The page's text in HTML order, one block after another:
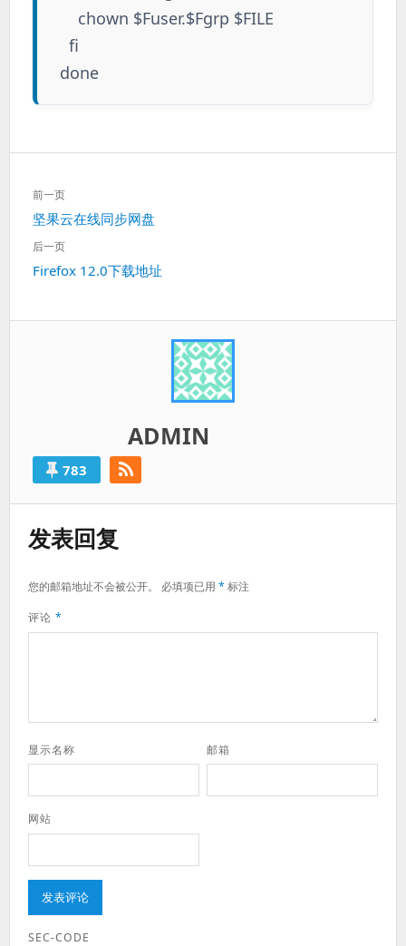
chown $Fuser.$Fgrp $FILE
fi
done
文
章
导
航
前一页
上
一
坚果云在线同步网盘
后一页
下
Firefox 12.0下载地址
ADMIN
783
发表回复
您的邮箱地址不会被公开。 必填项已用 *标注
评论 *
显示名称 邮箱
网站
SEC-CODE